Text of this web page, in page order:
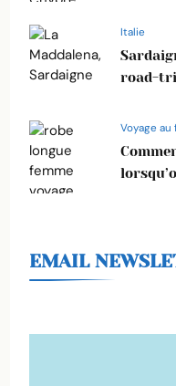
Italie
road-
Voyage au
EMAIL